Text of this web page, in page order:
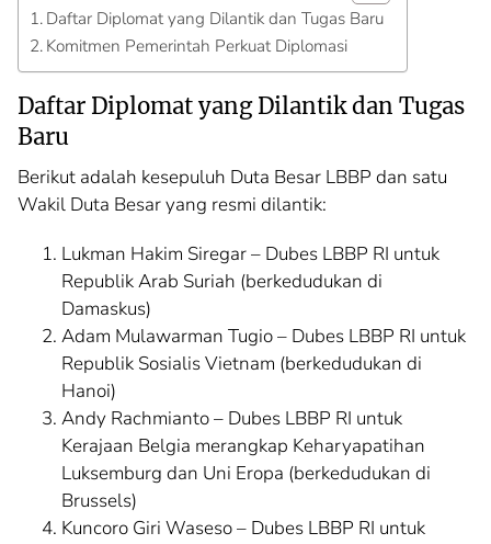
Daftar Diplomat yang Dilantik dan Tugas Baru
Komitmen Pemerintah Perkuat Diplomasi
Daftar Diplomat yang Dilantik dan Tugas
Baru
Berikut adalah kesepuluh Duta Besar LBBP dan satu
Wakil Duta Besar yang resmi dilantik:
Lukman Hakim Siregar – Dubes LBBP RI untuk
Republik Arab Suriah (berkedudukan di
Damaskus)
Adam Mulawarman Tugio – Dubes LBBP RI untuk
Republik Sosialis Vietnam (berkedudukan di
Hanoi)
Andy Rachmianto – Dubes LBBP RI untuk
Kerajaan Belgia merangkap Keharyapatihan
Luksemburg dan Uni Eropa (berkedudukan di
Brussels)
Kuncoro Giri Waseso – Dubes LBBP RI untuk